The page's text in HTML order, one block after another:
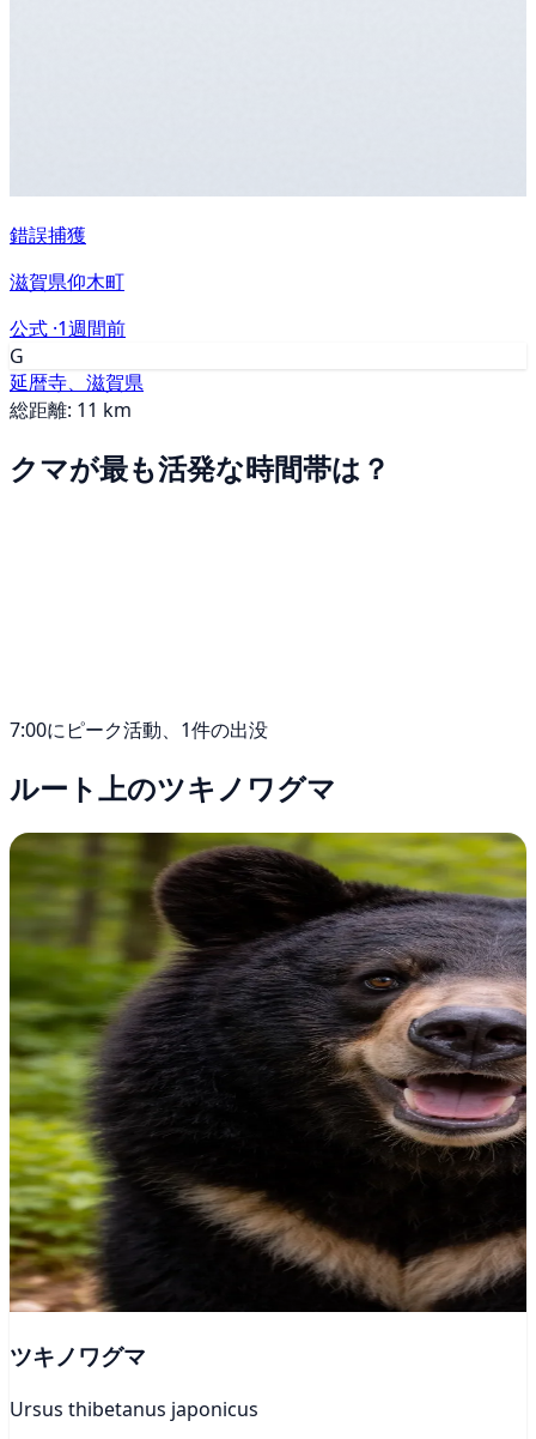
錯誤捕獲
滋賀県仰木町
公式 ·1週間前
G
延暦寺、滋賀県
総距離: 11 km
クマが最も活発な時間帯は？
7:00にピーク活動、1件の出没
ルート上のツキノワグマ
ツキノワグマ
Ursus thibetanus japonicus